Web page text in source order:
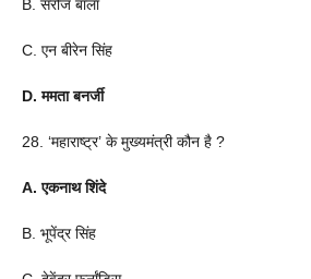
B. सरोज बाला
C. एन बीरेन सिंह
D. ममता बनर्जी
28. ‘महाराष्ट्र’ के मुख्यमंत्री कौन है ?
A. एकनाथ शिंदे
B. भूपेंद्र सिंह